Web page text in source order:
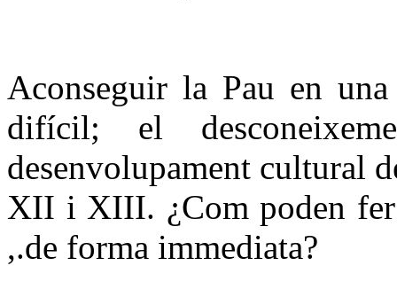
Aconseguir la Pau en
difícil; el
desenvolupament cultural
XII i XIII. ¿Com poden
,.de forma immediata?